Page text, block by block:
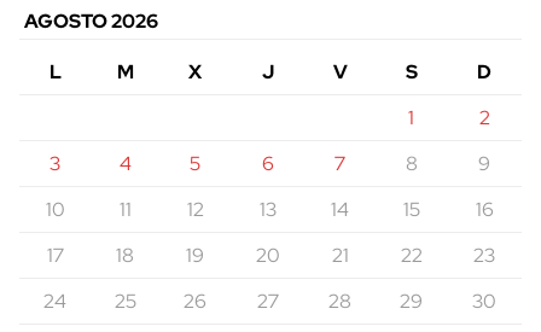
AGOSTO 2026
L
M X J V S
D
1
2
3
4 5 6 7 8
9
10
11 12 13 14 15
16
17
18 19 20 21 22
23
24
25 26 27 28 29
30